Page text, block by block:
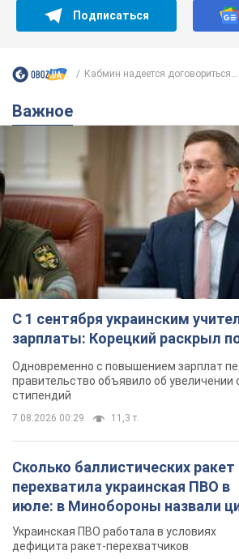
Подписаться
Кабмин надеется договориться...
Важное
С 1 сентября украинским
зарплаты: Корецкий раскрыл
Одновременно с повышением зарплат
правительство объявило об увеличении
стипендий
7.08.2026 00:29 11,3 т.
Сколько баллистических ракет
перехватила украинская ПВО в
июле: в Минобороны назвали
Украинская ПВО работала в условиях
дефицита ракет-перехватчиков